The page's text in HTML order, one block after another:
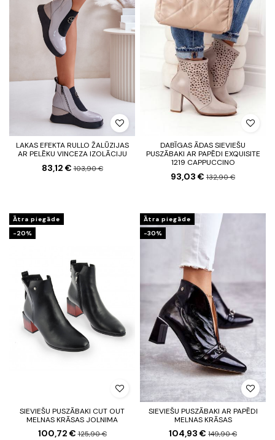
LAKAS EFEKTA RULLO ŽALŪZIJAS
AR PELĒKU VINCEZA IZOLĀCIJU
83,12 €103,90 €
DABĪGAS ĀDAS SIEVIEŠU
PUSZĀBAKI AR PAPĒDI EXQUISITE
1219 CAPPUCCINO
93,03 € 132,90 €
Ātra piegāde
-20%
SIEVIEŠU PUSZĀBAKI CUT OUT
MELNAS KRĀSAS JOLNIMA
100,72 €125,90 €
Ātra piegāde
-30%
SIEVIEŠU PUSZĀBAKI AR PAPĒDI
MELNAS KRĀSAS
104,93 € 149,90 €